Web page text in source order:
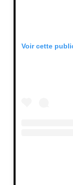
Voir cette